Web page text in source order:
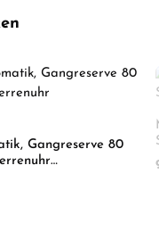
Gangreserve 80